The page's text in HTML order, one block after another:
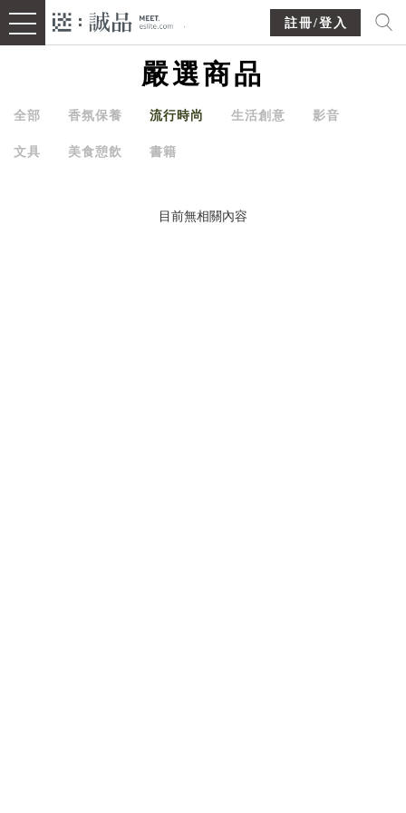
註冊/登入
嚴選商品
全部 香氛保養 流行時尚 生活創意 影音
文具 美食憩飲 書籍
目前無相關內容